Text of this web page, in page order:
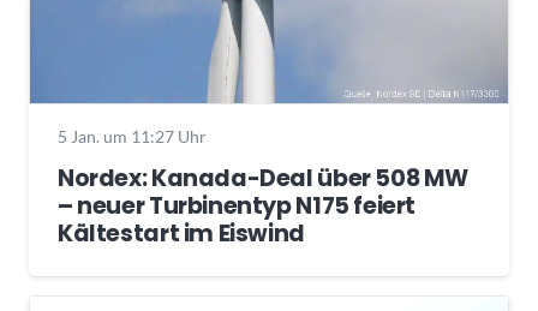
5 Jan. um 11:27 Uhr
Nordex: Kanada-Deal über 508 MW
– neuer Turbinentyp N175 feiert
Kältestart im Eiswind